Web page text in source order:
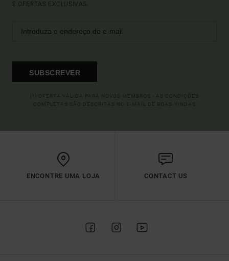
E OFERTAS EXCLUSIVAS.
SUBSCREVER
ENCONTRE UMA LOJA CONTACT US